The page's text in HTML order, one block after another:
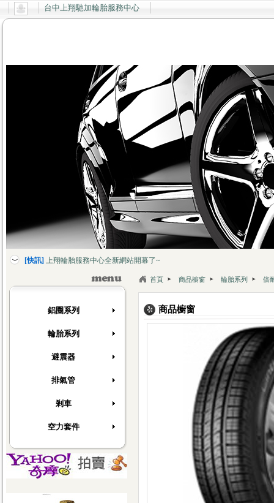
台中上翔馳加輪胎服務中心
[快訊]上翔輪胎服務中心全新網站開幕了~
德國馬牌新胎上市
[快訊] 上翔輪胎服務中心全新網站開幕了~
德國馬牌新胎上市
上翔輪胎服務中心全新網站開幕了~
德國馬牌新胎上市
鋁圈系列
輪胎系列
避震器
排氣管
剎車
空力套件
首頁 商品櫥窗 輪胎系列 倍
商品櫥窗